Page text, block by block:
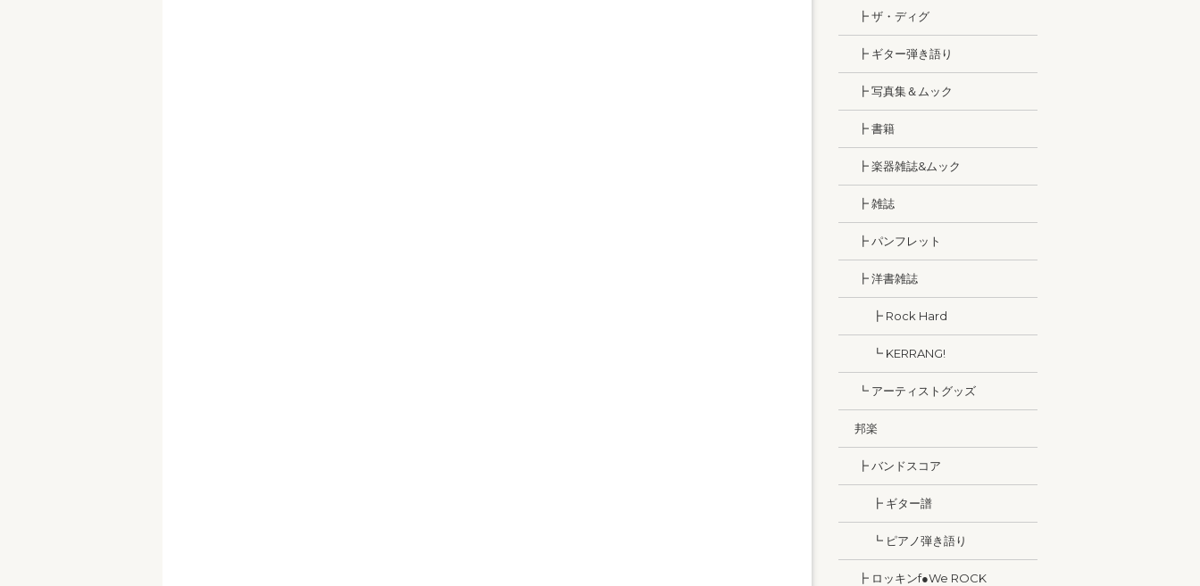
┣ ザ・ディグ
┣ ギター弾き語り
┣ 写真集＆ムック
┣ 書籍
┣ 楽器雑誌&ムック
┣ 雑誌
┣ パンフレット
┣ 洋書雑誌
┣ Rock Hard
┗ KERRANG!
┗ アーティストグッズ
邦楽
┣ バンドスコア
┣ ギター譜
┗ ピアノ弾き語り
┣ ロッキンf●We ROCK